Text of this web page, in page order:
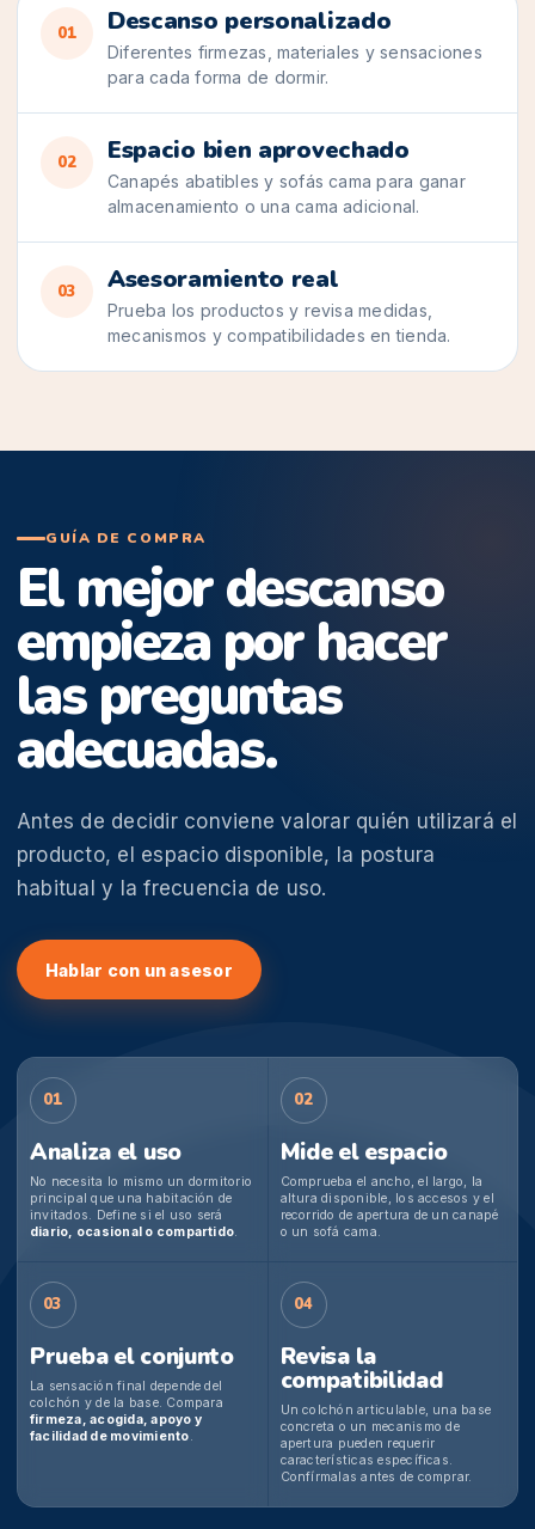
01 Descanso personalizado
Diferentes firmezas, materiales y sensaciones
para cada forma de dormir.
02 Espacio bien aprovechado
Canapés abatibles y sofás cama para ganar
almacenamiento o una cama adicional.
03 Asesoramiento real
Prueba los productos y revisa medidas,
mecanismos y compatibilidades en tienda.
GUÍA DE COMPRA
El mejor descanso
empieza por hacer
las preguntas
adecuadas.
Antes de decidir conviene valorar quién utilizará el
producto, el espacio disponible, la postura
habitual y la frecuencia de uso.
Hablar con un asesor
01
Analiza el uso
No necesita lo mismo un dormitorio
principal que una habitación de
invitados. Define si el uso será
diario, ocasional o compartido.
02
Mide el espacio
Comprueba el ancho, el largo, la
altura disponible, los accesos y el
recorrido de apertura de un canapé
o un sofá cama.
03
Prueba el conjunto
La sensación final depende del
colchón y de la base. Compara
firmeza, acogida, apoyo y
facilidad de movimiento.
04
Revisa la
compatibilidad
Un colchón articulable, una base
concreta o un mecanismo de
apertura pueden requerir
características específicas.
Confírmalas antes de comprar.